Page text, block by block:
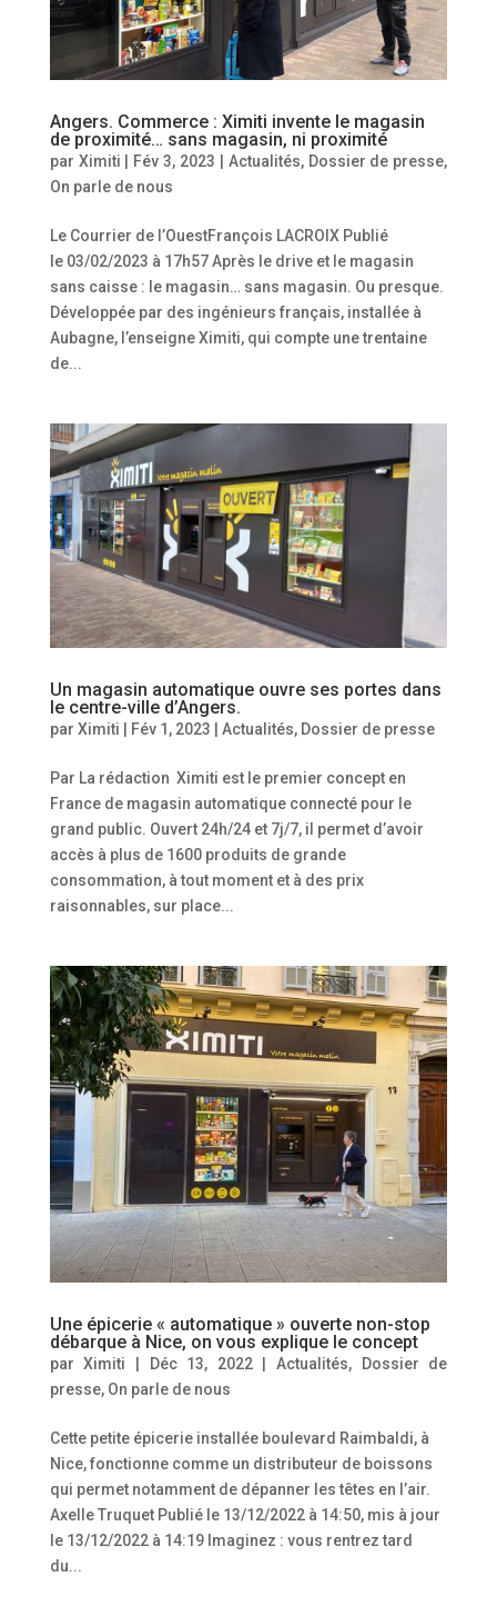
Angers. Commerce : Ximiti invente le magasin
de proximité… sans magasin, ni proximité
par Ximiti Fév 3, 2023 Actualités, Dossier de presse,
On parle de nous
Le Courrier de l’OuestFrançois LACROIX Publié
le 03/02/2023 à 17h57 Après le drive et le magasin
sans caisse : le magasin… sans magasin. Ou presque.
Développée par des ingénieurs français, installée à
Aubagne, l’enseigne Ximiti, qui compte une trentaine
de...
Un magasin automatique ouvre ses portes dans
le centre-ville d’Angers.
par Ximiti Fév 1, 2023 Actualités, Dossier de presse
Par La rédaction Ximiti est le premier concept en
France de magasin automatique connecté pour le
grand public. Ouvert 24h/24 et 7j/7, il permet d’avoir
accès à plus de 1600 produits de grande
consommation, à tout moment et à des prix
raisonnables, sur place...
Une épicerie « automatique » ouverte non-stop
débarque à Nice, on vous explique le concept
parXimiti Déc 13, 2022|Actualités,
Dossier de
presse, On parle de nous
Cette petite épicerie installée boulevard Raimbaldi, à
Nice, fonctionne comme un distributeur de boissons
qui permet notamment de dépanner les têtes en l’air.
Axelle Truquet Publié le 13/12/2022 à 14:50, mis à jour
le 13/12/2022 à 14:19 Imaginez : vous rentrez tard
du...